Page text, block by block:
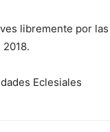
libremente por
Eclesiales